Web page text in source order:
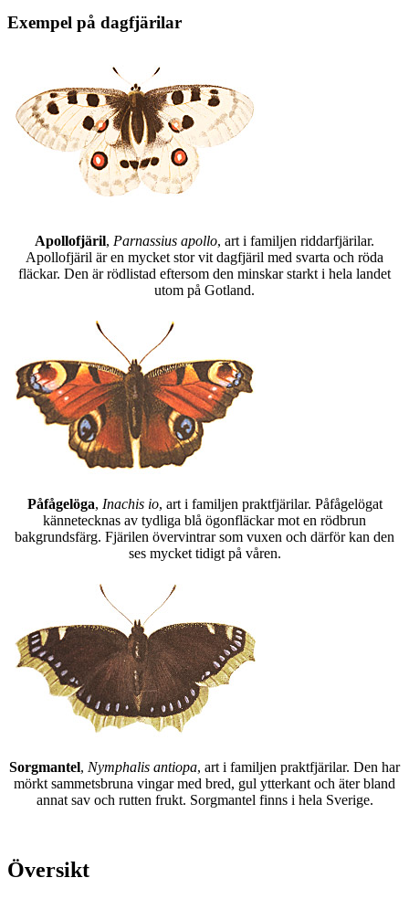
Exempel på dagfjärilar
Apollofjäril, Parnassius apollo, art i familjen riddarfjärilar.
Apollofjäril är en mycket stor vit dagfjäril med svarta och röda
fläckar. Den är rödlistad eftersom den minskar starkt i hela landet
utom på Gotland.
Påfågelöga, Inachis io, art i familjen praktfjärilar. Påfågelögat
kännetecknas av tydliga blå ögonfläckar mot en rödbrun
bakgrundsfärg. Fjärilen övervintrar som vuxen och därför kan den
ses mycket tidigt på våren.
Sorgmantel, Nymphalis antiopa, art i familjen praktfjärilar. Den har
mörkt sammetsbruna vingar med bred, gul ytterkant och äter bland
annat sav och rutten frukt. Sorgmantel finns i hela Sverige.
Översikt